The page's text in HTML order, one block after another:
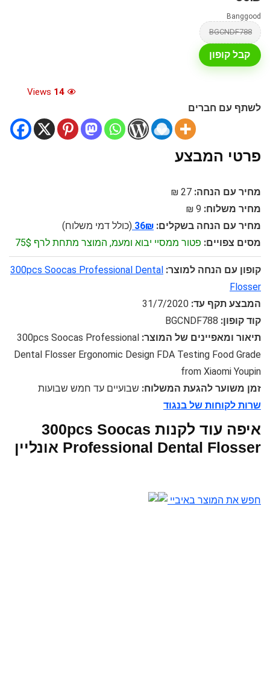
Banggood
BGCNDF788
קבל קופון
14
לשתף עם חברים
פרטי המבצע
מחיר עם הנחה: 27 ₪
מחיר משלוח: 9 ₪
מחיר עם הנחה בשקלים: 36₪ (כולל דמי משלוח)
מסים צפויים: פטור ממסיי יבוא ומעמ, המוצר מתחת לרף 75$
קופון עם הנחה למוצר: 300pcs Soocas Professional Dental
Flosser
המבצע תקף עד: 31/7/2020
קוד קופון: BGCNDF788
תיאור ומאפיינים של המוצר: 300pcs Soocas Professional
Dental Flosser Ergonomic Design FDA Testing Food Grade
from Xiaomi Youpin
זמן משוער להגעת המשלוח: שבועיים עד חמש שבועות
שרות לקוחות של בנגוד
איפה עוד לקנות 300pcs Soocas
Professional Dental Flosser אונליין
חפש את המוצר באיביי